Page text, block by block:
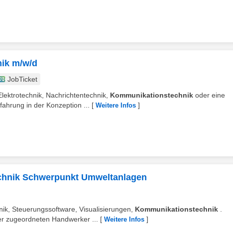
m/w/d
JobTicket
Nachrichtentechnik, Kommunikationstechnik oder eine
in der Konzeption ...
[ Weitere Infos ]
Schwerpunkt Umweltanlagen
Steuerungssoftware, Visualisierungen, Kommunikationstechnik
zugeordneten Handwerker ...
[ Weitere Infos ]